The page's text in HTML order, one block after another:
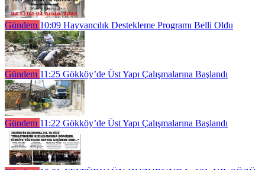
Gündem 10:09 Hayvancılık Destekleme Programı Belli Oldu
Gündem 11:25 Gökköy’de Üst Yapı Çalışmalarına Başlandı
Gündem 11:22 Gökköy’de Üst Yapı Çalışmalarına Başlandı